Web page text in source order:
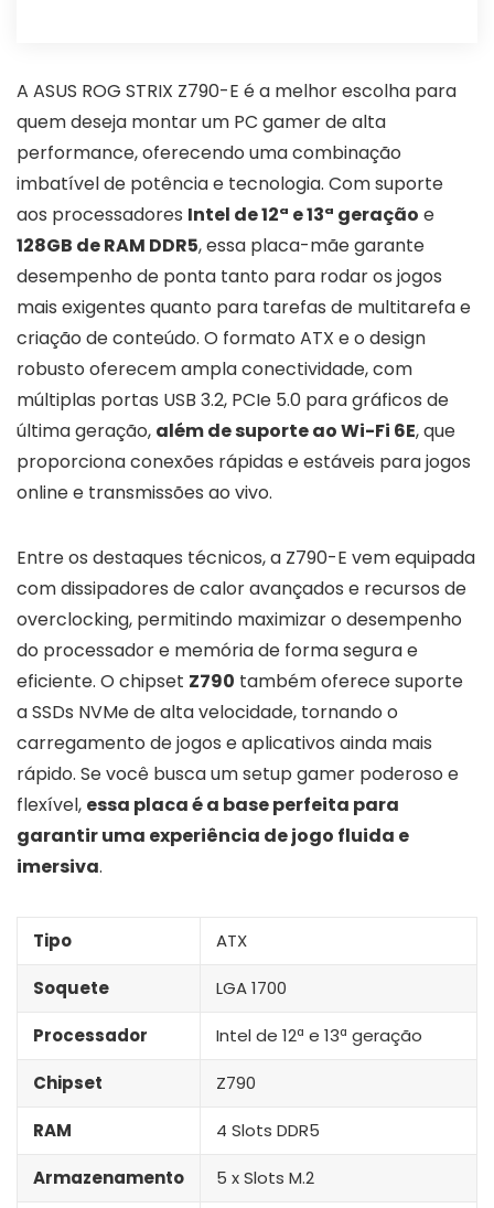
A ASUS ROG STRIX Z790-E é a melhor escolha para
quem deseja montar um PC gamer de alta
performance, oferecendo uma combinação
imbatível de potência e tecnologia. Com suporte
aos processadores Intel de 12ª e 13ª geração e
128GB de RAM DDR5, essa placa-mãe garante
desempenho de ponta tanto para rodar os jogos
mais exigentes quanto para tarefas de multitarefa e
criação de conteúdo. O formato ATX e o design
robusto oferecem ampla conectividade, com
múltiplas portas USB 3.2, PCIe 5.0 para gráficos de
última geração, além de suporte ao Wi-Fi 6E, que
proporciona conexões rápidas e estáveis para jogos
online e transmissões ao vivo.
Entre os destaques técnicos, a Z790-E vem equipada
com dissipadores de calor avançados e recursos de
overclocking, permitindo maximizar o desempenho
do processador e memória de forma segura e
eficiente. O chipset Z790 também oferece suporte
a SSDs NVMe de alta velocidade, tornando o
carregamento de jogos e aplicativos ainda mais
rápido. Se você busca um setup gamer poderoso e
flexível, essa placa é a base perfeita para
garantir uma experiência de jogo fluida e
imersiva.
Tipo ATX
Soquete LGA 1700
Processador Intel de 12ª e 13ª geração
Chipset Z790
RAM 4 Slots DDR5
Armazenamento 5 x Slots M.2